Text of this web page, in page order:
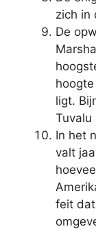
zich in
De
ligt.
Tuvalu
In het
valt
feit